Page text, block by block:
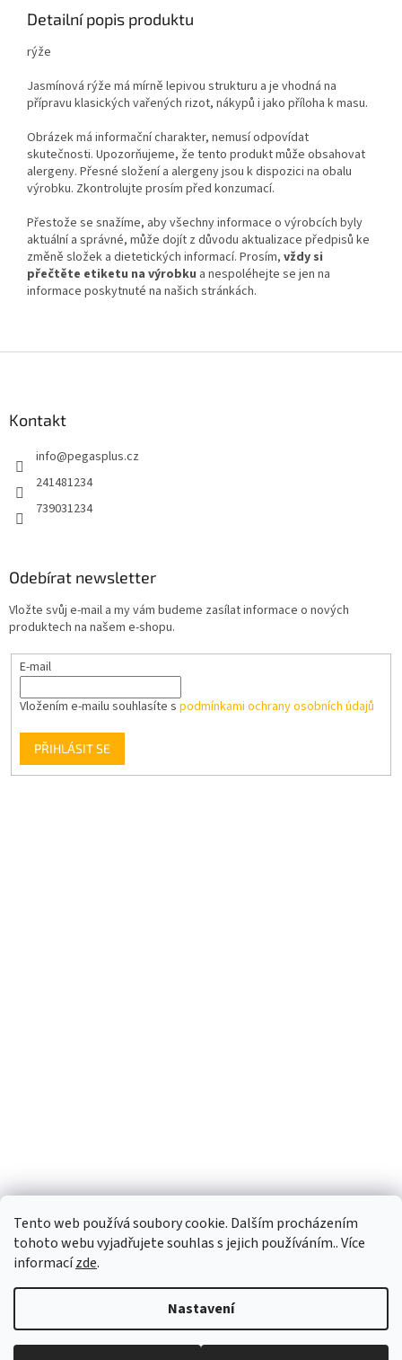
Tento web používá soubory cookie. Dalším procházením
tohoto webu vyjadřujete souhlas s jejich používáním.. Více
informacízde.
Nastavení
Detailní popis produktu
rýže
Jasmínová rýže má mírně lepivou strukturu a je vhodná na
přípravu klasických vařených rizot, nákypů i jako příloha k masu.
Obrázek má informační charakter, nemusí odpovídat
skutečnosti. Upozorňujeme, že tento produkt může obsahovat
alergeny. Přesné složení a alergeny jsou k dispozici na obalu
výrobku. Zkontrolujte prosím před konzumací.
Přestože se snažíme, aby všechny informace o výrobcích byly
aktuální a správné, může dojít z důvodu aktualizace předpisů ke
změně složek a dietetických informací. Prosím, vždy si
přečtěte etiketu na výrobku a nespoléhejte se jen na
informace poskytnuté na našich stránkách.
Kontakt
info@pegasplus.cz
241481234
739031234
Odebírat newsletter
Vložte svůj e-mail a my vám budeme zasílat informace o nových
produktech na našem e-shopu.
E-mail
Vložením e-mailu souhlasíte s podmínkami ochrany osobních údajů
PŘIHLÁSIT SE
Copyright 2026PEGASPLUS. Všechna práva vyhrazena.Upravit